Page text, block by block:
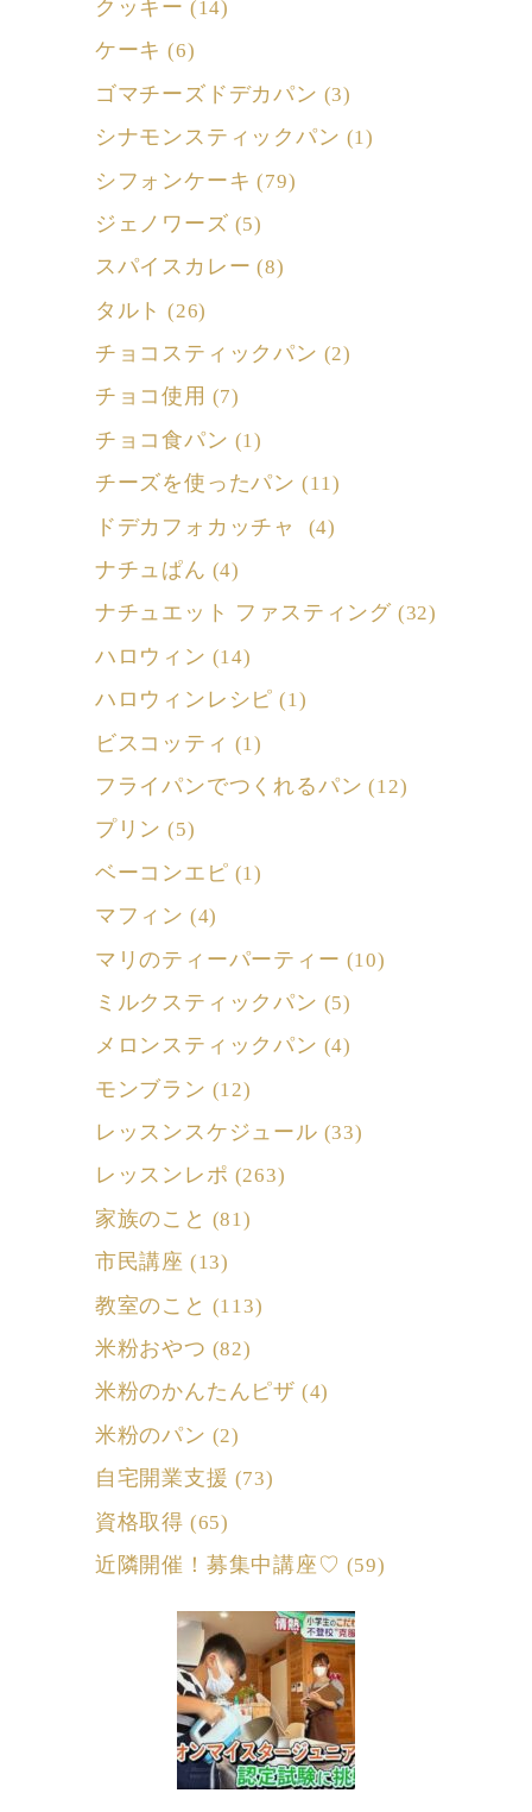
クッキー (14)
ケーキ (6)
ゴマチーズドデカパン (3)
シナモンスティックパン (1)
シフォンケーキ (79)
ジェノワーズ (5)
スパイスカレー (8)
タルト (26)
チョコスティックパン (2)
チョコ使用 (7)
チョコ食パン (1)
チーズを使ったパン (11)
ドデカフォカッチャ (4)
ナチュぱん (4)
ナチュエット ファスティング (32)
ハロウィン (14)
ハロウィンレシピ (1)
ビスコッティ (1)
フライパンでつくれるパン (12)
プリン (5)
ベーコンエピ (1)
マフィン (4)
マリのティーパーティー (10)
ミルクスティックパン (5)
メロンスティックパン (4)
モンブラン (12)
レッスンスケジュール (33)
レッスンレポ (263)
家族のこと (81)
市民講座 (13)
教室のこと (113)
米粉おやつ (82)
米粉のかんたんピザ (4)
米粉のパン (2)
自宅開業支援 (73)
資格取得 (65)
近隣開催！募集中講座♡ (59)